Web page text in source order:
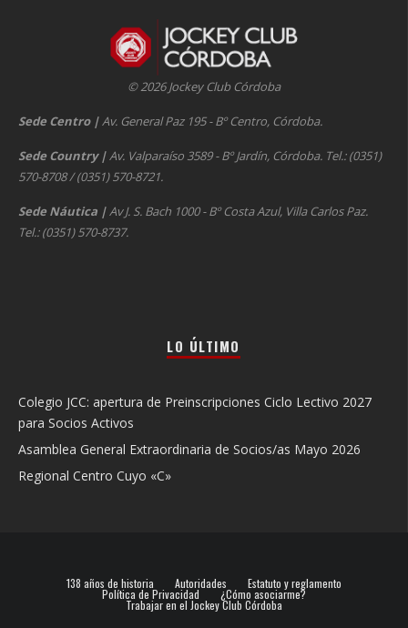
© 2026 Jockey Club Córdoba
Sede Centro |Av. General Paz 195 - Bº Centro, Córdoba.
Sede Country |Av. Valparaíso 3589 - Bº Jardín, Córdoba. Tel.: (0351)
570-8708 / (0351) 570-8721.
Sede Náutica |Av J. S. Bach 1000 - Bº Costa Azul, Villa Carlos Paz.
Tel.: (0351) 570-8737.
LO ÚLTIMO
Colegio JCC: apertura de Preinscripciones Ciclo Lectivo 2027
para Socios Activos
Asamblea General Extraordinaria de Socios/as Mayo 2026
Regional Centro Cuyo «C»
138 años de historia Autoridades Estatuto y reglamento
Política de Privacidad ¿Cómo asociarme?
Trabajar en el Jockey Club Córdoba